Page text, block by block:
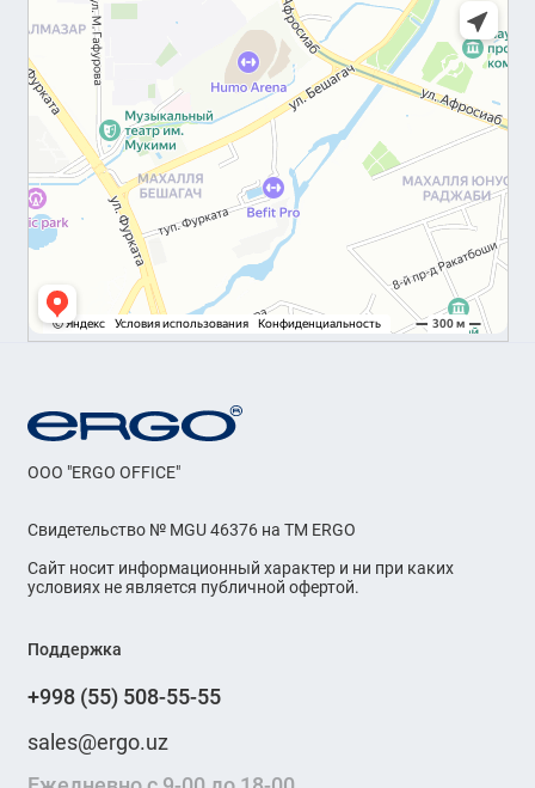
OOO "ERGO OFFICE"
Свидетельство № MGU 46376 на ТМ ERGO
Сайт носит информационный характер и ни при каких
условиях не является публичной офертой.
Поддержка
+998 (55) 508-55-55
sales@ergo.uz